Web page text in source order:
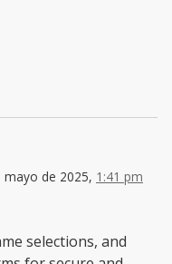
mayo de 2025, 1:41 pm
selections, and